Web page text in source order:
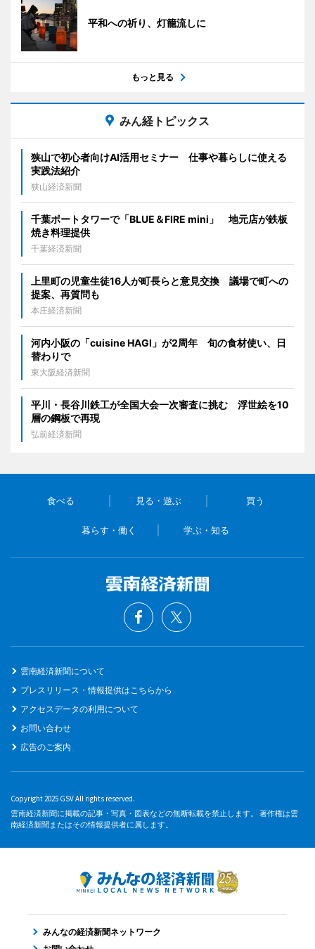
平和への祈り、灯籠流しに
もっと見る
みん経トピックス
狭山で初心者向けAI活用セミナー 仕事や暮らしに使える
実践法紹介
狭山経済新聞
千葉ポートタワーで「BLUE＆FIRE mini」 地元店が鉄板
焼き料理提供
千葉経済新聞
上里町の児童生徒16人が町長らと意見交換 議場で町への
提案、再質問も
本庄経済新聞
河内小阪の「cuisine HAGI」が2周年 旬の食材使い、日
替わりで
東大阪経済新聞
平川・長谷川鉄工が全国大会一次審査に挑む 浮世絵を10
層の鋼板で再現
弘前経済新聞
食べる 見る・遊ぶ 買う
暮らす・働く 学ぶ・知る
雲南経済新聞について
プレスリリース・情報提供はこちらから
アクセスデータの利用について
お問い合わせ
広告のご案内
Copyright 2025 GSV All rights reserved.
雲南経済新聞に掲載の記事・写真・図表などの無断転載を禁止します。 著作権は雲
南経済新聞またはその情報提供者に属します。
みんなの経済新聞ネットワーク